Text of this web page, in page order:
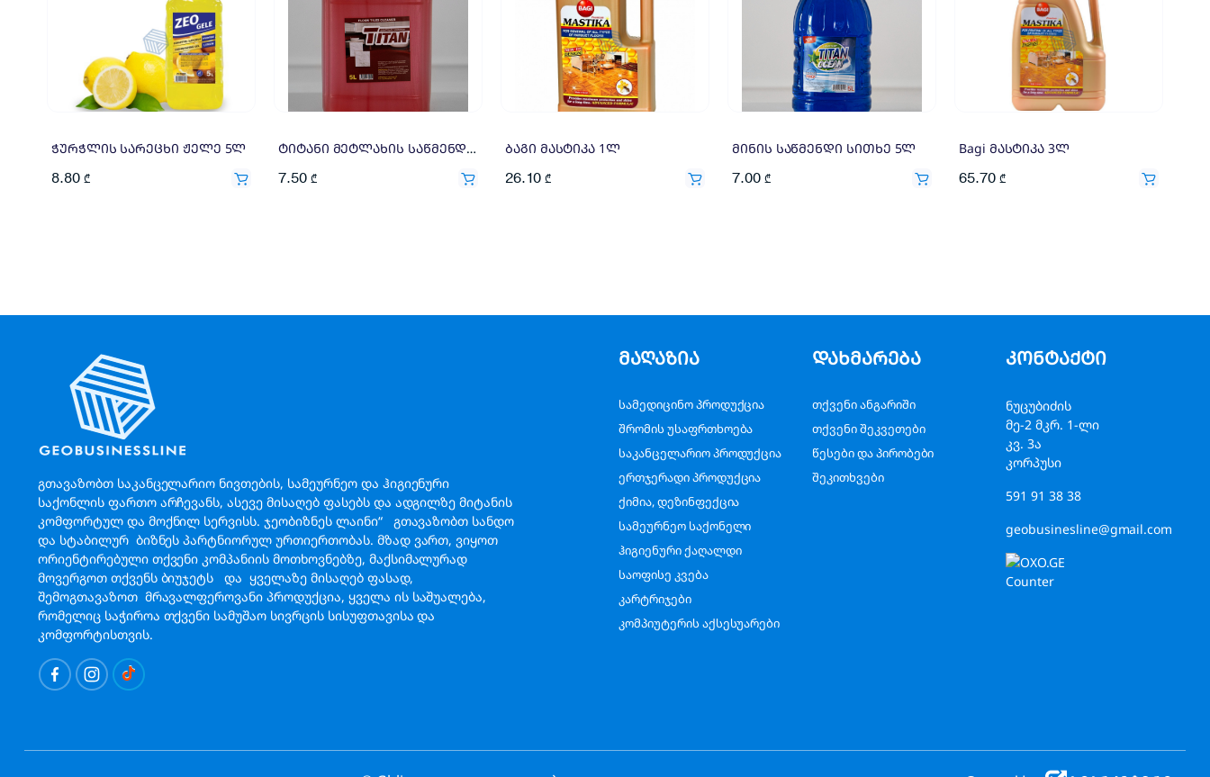
ჭურჭლის სარეცხი ჟელე 5ლ
8.80 ₾
ტიტანი მეტლახის საწმენდი 5ლ
7.50 ₾
ბაგი მასტიკა 1ლ
26.10 ₾
მინის საწმენდი სითხე 5ლ
7.00 ₾
Bagi მასტიკა 3ლ
65.70 ₾
გთავაზობთ საკანცელარიო ნივთების, სამეურნეო და ჰიგიენური
საქონლის ფართო არჩევანს, ასევე მისაღებ ფასებს და ადგილზე მიტანის
კომფორტულ და მოქნილ სერვისს. ჯეობიზნეს ლაინი“ გთავაზობთ სანდო
და სტაბილურ ბიზნეს პარტნიორულ ურთიერთობას. მზად ვართ, ვიყოთ
ორიენტირებული თქვენი კომპანიის მოთხოვნებზე, მაქსიმალურად
მოვერგოთ თქვენს ბიუჯეტს და ყველაზე მისაღებ ფასად,
შემოგთავაზოთ მრავალფეროვანი პროდუქცია, ყველა ის საშუალება,
რომელიც საჭიროა თქვენი სამუშაო სივრცის სისუფთავისა და
კომფორტისთვის.
მაღაზია
სამედიცინო პროდუქცია
შრომის უსაფრთხოება
საკანცელარიო პროდუქცია
ერთჯერადი პროდუქცია
ქიმია, დეზინფექცია
სამეურნეო საქონელი
ჰიგიენური ქაღალდი
საოფისე კვება
კარტრიჯები
კომპიუტერის აქსესუარები
დახმარება
თქვენი ანგარიში
თქვენი შეკვეთები
წესები და პირობები
შეკითხვები
კონტაქტი
ნუცუბიძის
მე-2 მკრ. 1-ლი
კვ. 3ა
კორპუსი
591 91 38 38
geobusinesline@gmail.com